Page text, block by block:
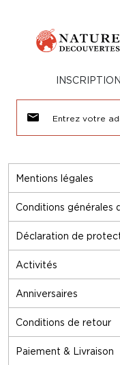
Mentions légales
Conditions générales
Déclaration de
Activités
Anniversaires
Conditions de retour
Paiement & Livraison